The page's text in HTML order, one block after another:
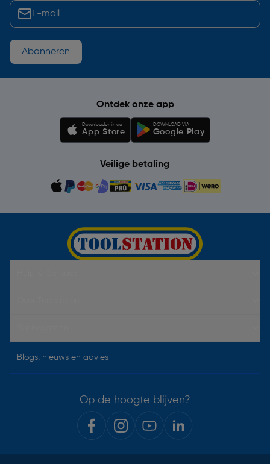
Abonneren
Ontdek onze app
Downloaden in de
App Store
DOWNLOAD VIA
Google Play
Veilige betaling
Blogs, nieuws en advies
Op de hoogte blijven?